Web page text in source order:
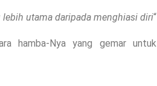
“
utama daripada menghiasi diri.”
hamba-Nya yang gemar untuk